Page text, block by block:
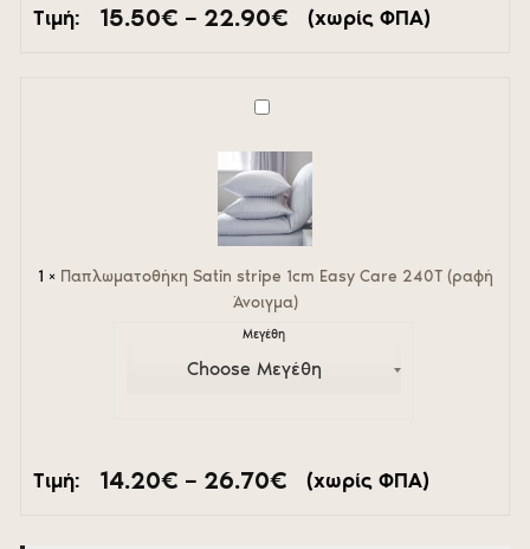
Τιμή: 15.50€ – 22.90€ Price
range:
(χωρίς ΦΠΑ)
(ραφή
1 × Παπλωματοθήκη Satin stripe 1cm Easy Care 240T (ραφή
Άνοιγμα)
Μεγέθη
Τιμή: 14.20€ – 26.70€ Price
range:
(χωρίς ΦΠΑ)